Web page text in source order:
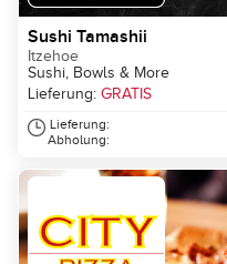
Sushi Tamashii
Itzehoe
Sushi, Bowls & More
Lieferung: GRATIS
Lieferung:
Abholung: